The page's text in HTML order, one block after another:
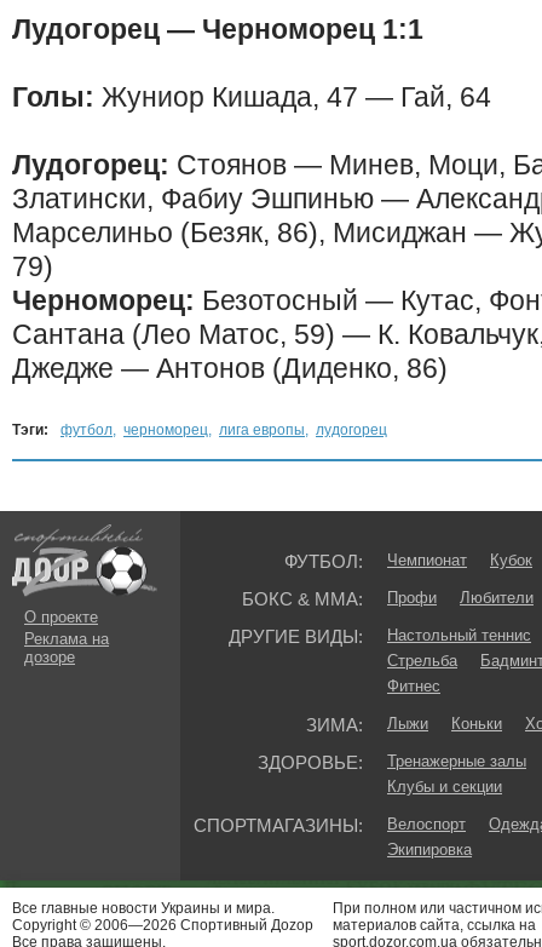
Лудогорец — Черноморец 1:1
Голы: Жуниор Кишада, 47 — Гай, 64
Лудогорец: Стоянов — Минев, Моци,
Златински, Фабиу Эшпинью —
Марселиньо (Безяк, 86), Мисиджан —
79)
Черноморец: Безотосный — Кутас,
Сантана (Лео Матос, 59) — К.
Джедже — Антонов (Диденко, 86)
Тэги: футбол, черноморец, лига европы, лудогорец
О проекте
Реклама на
дозоре
ФУТБОЛ: Чемпионат Кубок
БОКС & ММА: Профи Любители
ДРУГИЕ ВИДЫ:
Настольный теннис
Стрельба
Фитнес
ЗИМА: Лыжи Коньки
ЗДОРОВЬЕ:
Тренажерные залы
Клубы и секции
СПОРТМАГАЗИНЫ: Велоспорт
Экипировка
Все главные новости Украины и мира.
Copyright © 2006—2026 Спортивный Доzор
Все права защищены.
При полном или частичном
материалов сайта, ссылка на
sport.dozor.com.ua